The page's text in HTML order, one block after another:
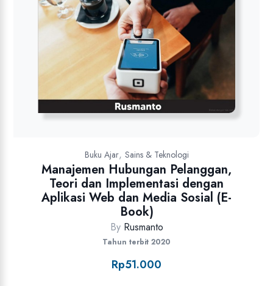
Buku Ajar, Sains & Teknologi
Manajemen Hubungan Pelanggan,
Teori dan Implementasi dengan
Aplikasi Web dan Media Sosial (E-
Book)
By Rusmanto
Tahun terbit 2020
Rp51.000